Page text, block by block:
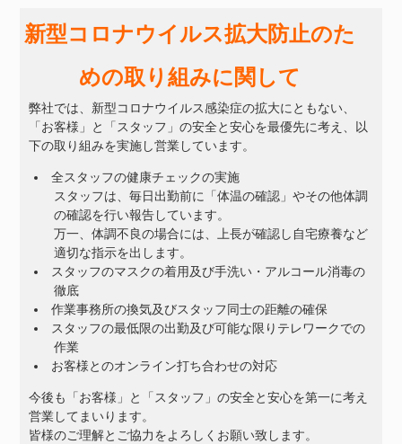
新型コロナウイルス拡大防止のた
めの取り組みに関して
弊社では、新型コロナウイルス感染症の拡大にともない、
「お客様」と「スタッフ」の安全と安心を最優先に考え、以
下の取り組みを実施し営業しています。
全スタッフの健康チェックの実施
スタッフは、毎日出勤前に「体温の確認」やその他体調
の確認を行い報告しています。
万一、体調不良の場合には、上長が確認し自宅療養など
適切な指示を出します。
スタッフのマスクの着用及び手洗い・アルコール消毒の
徹底
作業事務所の換気及びスタッフ同士の距離の確保
スタッフの最低限の出勤及び可能な限りテレワークでの
作業
お客様とのオンライン打ち合わせの対応
今後も「お客様」と「スタッフ」の安全と安心を第一に考え
営業してまいります。
皆様のご理解とご協力をよろしくお願い致します。